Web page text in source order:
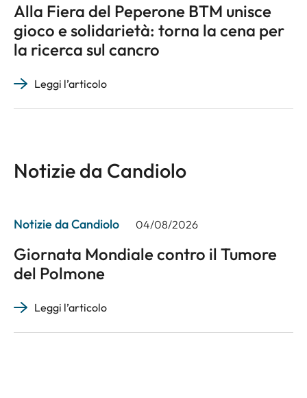
Alla Fiera del Peperone BTM unisce
gioco e solidarietà: torna la cena per
la ricerca sul cancro
Leggi l’articolo
Notizie da Candiolo
Notizie da Candiolo 04/08/2026
Giornata Mondiale contro il Tumore
del Polmone
Leggi l’articolo